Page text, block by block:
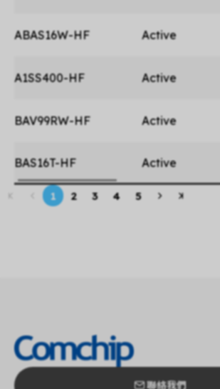
ABAS16W-HF Active
A1SS400-HF Active
BAV99RW-HF Active
BAS16T-HF Active
1 2 3 4 5
聯絡我們